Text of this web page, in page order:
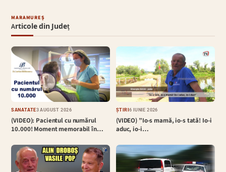
MARAMUREȘ
Articole din Județ
SĂNĂTATE3 AUGUST 2026
(VIDEO): Pacientul cu numărul
10.000! Moment memorabil în…
ȘTIRI6 IUNIE 2026
(VIDEO) ”Io-s mamă, io-s tată! Io-i
aduc, io-i…